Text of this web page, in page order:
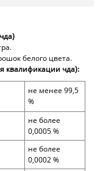
белого цвета.
квалификации чда):
не менее 99,5
%
не более
0,0005%
не более
0,0002%